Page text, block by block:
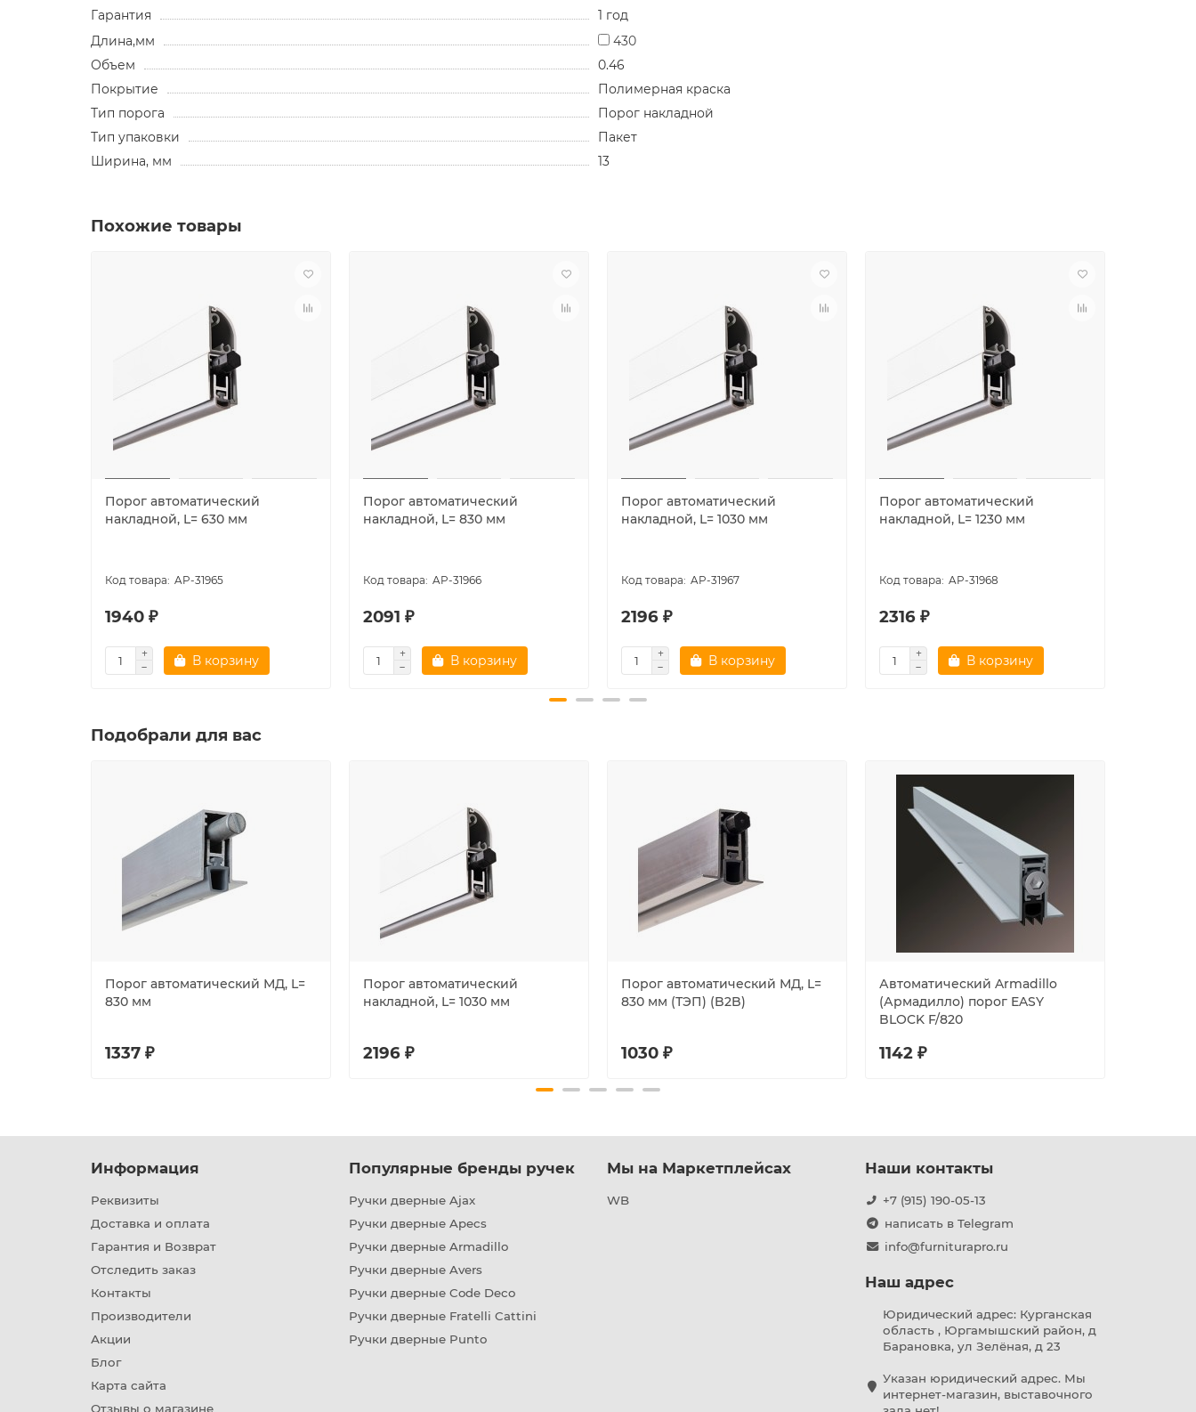
Гарантия
1 год
Длина,мм
430
Объем
0.46
Покрытие
Полимерная краска
Тип порога
Порог накладной
Тип упаковки
Пакет
Ширина, мм
13
Похожие товары
Порог автоматический
накладной, L= 630 мм
AP-31965
1940 ₽
В корзину
Порог автоматический
накладной, L= 830 мм
AP-31966
2091 ₽
В корзину
Порог автоматический
накладной, L= 1030 мм
AP-31967
2196 ₽
В корзину
Порог автоматический
накладной, L= 1230 мм
AP-31968
2316 ₽
В корзину
Подобрали для вас
Порог автоматический МД, L=
830 мм
1337 ₽
Порог автоматический
накладной, L= 1030 мм
2196 ₽
Порог автоматический МД, L=
830 мм (ТЭП) (B2B)
1030 ₽
Автоматический Armadillo
(Армадилло) порог EASY
BLOCK F/820
1142 ₽
Информация
Реквизиты
Доставка и оплата
Гарантия и Возврат
Отследить заказ
Контакты
Производители
Акции
Блог
Карта сайта
Отзывы о магазине
Популярные бренды ручек
Ручки дверные Ajax
Ручки дверные Apecs
Ручки дверные Armadillo
Ручки дверные Avers
Ручки дверные Code Deco
Ручки дверные Fratelli Cattini
Ручки дверные Punto
Мы на Маркетплейсах
WB
Наши контакты
+7 (915) 190-05-13
написать в Telegram
info@furniturapro.ru
Наш адрес
Юридический адрес: Курганская
область , Юргамышский район, д
Барановка, ул Зелёная, д 23
Указан юридический адрес. Мы
интернет-магазин, выставочного